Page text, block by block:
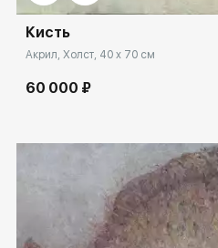
Кисть
Акрил, Холст, 40 x 70 см
60 000 ₽